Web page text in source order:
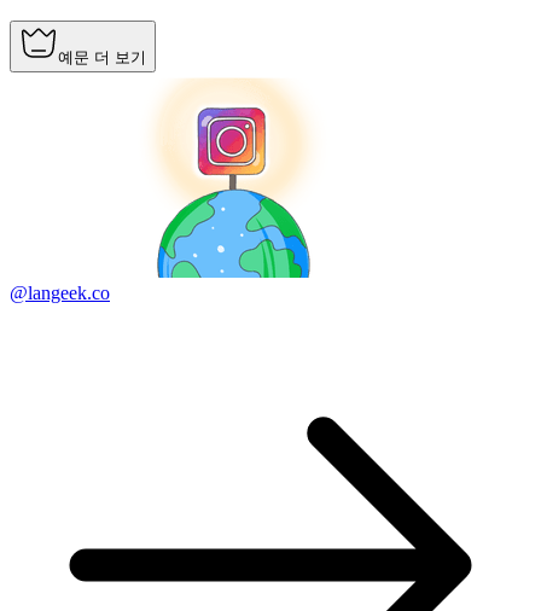
예문 더 보기
@langeek.co